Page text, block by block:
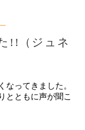
!!（ジュネ
なってきました。
とともに声が聞こ